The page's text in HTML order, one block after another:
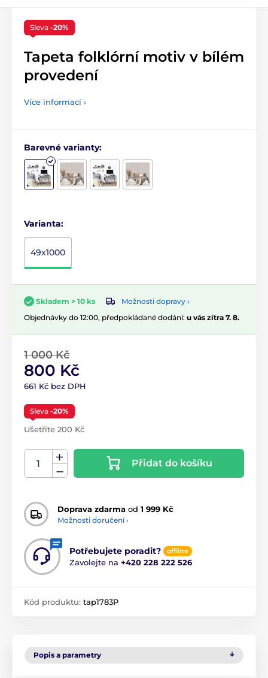
Sleva -20%
Tapeta folklórní motiv v bílém
provedení
Více informací ›
Barevné varianty:
Varianta:
49x1000
Skladem > 10 ks
Možnosti dopravy ›
Objednávky do 12:00, předpokládané dodání: u vás zítra 7. 8.
1 000 Kč
800 Kč
661 Kč bez DPH
Sleva -20%
Ušetříte 200 Kč
Přidat do košíku
Doprava zdarma od 1 999 Kč
Možnosti doručení ›
Potřebujete poradit? offline
Zavolejte na +420 228 222 526
Kód produktu: tap1783P
Popis a parametry